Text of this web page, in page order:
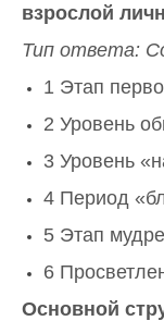
взрослой
Тип ответа:
1 Этап
2 Уровень
3 Уровень
4 Период
5 Этап
6
Основной